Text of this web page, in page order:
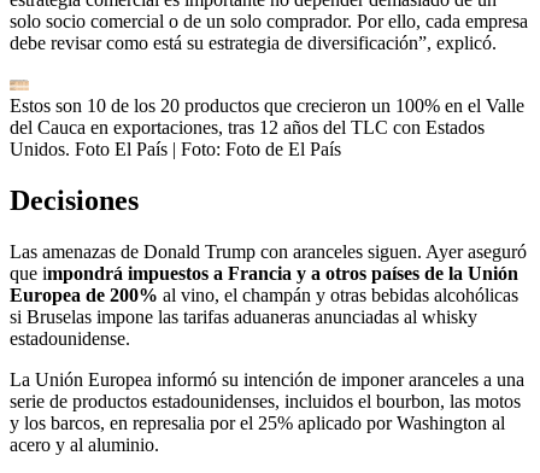
solo socio comercial o de un solo comprador. Por ello, cada empresa
debe revisar como está su estrategia de diversificación”, explicó.
Estos son 10 de los 20 productos que crecieron un 100% en el Valle
del Cauca en exportaciones, tras 12 años del TLC con Estados
Unidos. Foto El País | Foto: Foto de El País
Decisiones
Las amenazas de Donald Trump con aranceles siguen. Ayer aseguró
que impondrá impuestos a Francia y a otros países de la Unión
Europea de 200% al vino, el champán y otras bebidas alcohólicas
si Bruselas impone las tarifas aduaneras anunciadas al whisky
estadounidense.
La Unión Europea informó su intención de imponer aranceles a una
serie de productos estadounidenses, incluidos el bourbon, las motos
y los barcos, en represalia por el 25% aplicado por Washington al
acero y al aluminio.